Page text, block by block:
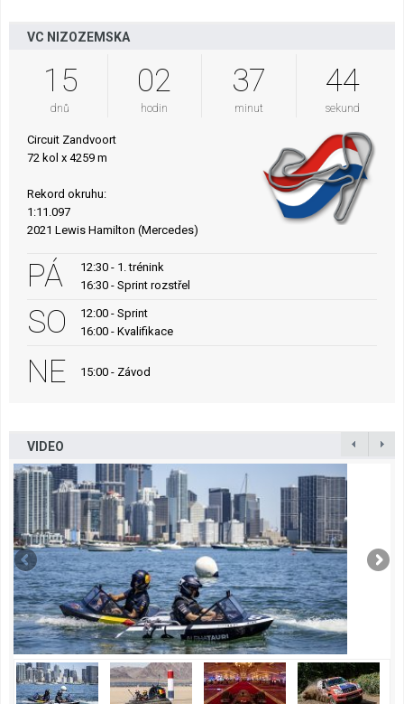
VC NIZOZEMSKA
15
dnů
02
hodin
37
minut
43
sekund
Circuit Zandvoort
72 kol x 4259 m
Rekord okruhu:
1:11.097
2021 Lewis Hamilton (Mercedes)
PÁ
12:30 - 1. trénink
16:30 - Sprint rozstřel
SO
12:00 - Sprint
16:00 - Kvalifikace
NE 15:00 - Závod
VIDEO